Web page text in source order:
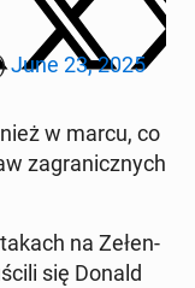
June 23, 2025
w marcu, co
za­gra­nicz­nych
na Ze­łen­
się Donald